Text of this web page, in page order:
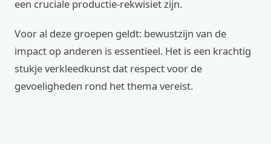
een cruciale productie-rekwisiet zijn.
Voor al deze groepen geldt: bewustzijn van de
impact op anderen is essentieel. Het is een krachtig
stukje verkleedkunst dat respect voor de
gevoeligheden rond het thema vereist.